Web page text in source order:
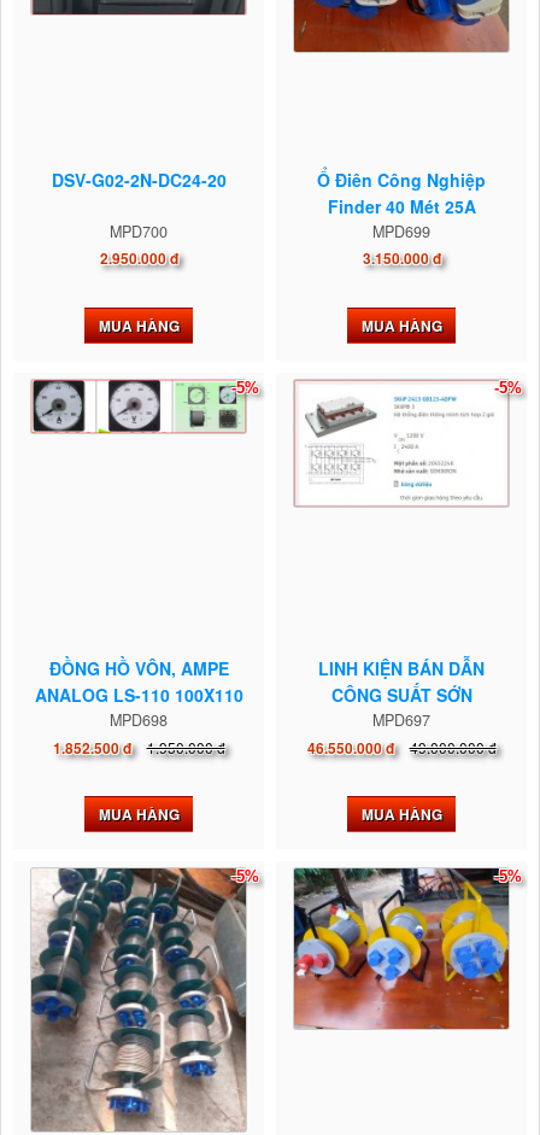
DSV-G02-2N-DC24-20
MPD700
2.950.000 đ
MUA HÀNG
Ổ Điên Công Nghiệp
Finder 40 Mét 25A
MPD699
3.150.000 đ
MUA HÀNG
-5%
ĐỒNG HỒ VÔN, AMPE
ANALOG LS-110 100X110
MPD698
1.852.500 đ 1.950.000 đ
MUA HÀNG
-5%
LINH KIỆN BÁN DẪN
CÔNG SUẤT SỚN
SEMIKRON
MPD697
46.550.000 đ 49.000.000 đ
MUA HÀNG
-5% -5%